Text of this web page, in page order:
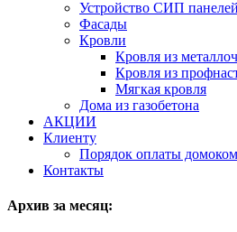
Устройство СИП панелей
Фасады
Кровли
Кровля из
Кровля из
Мягкая кровля
Дома из газобетона
АКЦИИ
Клиенту
Порядок оплаты
Контакты
Архив за месяц: